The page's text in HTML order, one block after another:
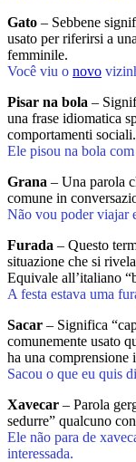
Gato – Sebbene
usato per riferirsi a
femminile.
Você viu o novo
Pisar na bola –
una frase idiomatica
comportamenti sociali.
Ele pisou na bola
Grana – Una parola
comune in
Não vou poder viajar
Furada – Questo
situazione che si
Equivale all’italiano
A festa estava uma
Sacar – Significa
comunemente usato
ha una comprensione
Sacou o que eu quis
Xavecar – Parola
sedurre” qualcuno
Ele não para de
interessada.